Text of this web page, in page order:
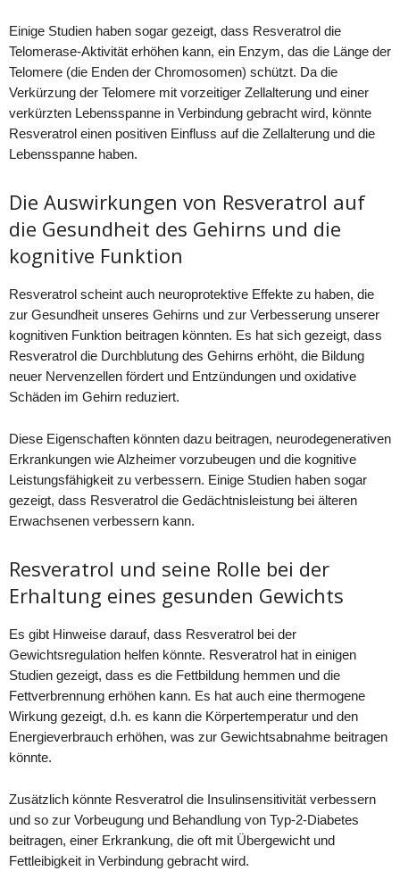
Einige Studien haben sogar gezeigt, dass Resveratrol die
Telomerase-Aktivität erhöhen kann, ein Enzym, das die Länge der
Telomere (die Enden der Chromosomen) schützt. Da die
Verkürzung der Telomere mit vorzeitiger Zellalterung und einer
verkürzten Lebensspanne in Verbindung gebracht wird, könnte
Resveratrol einen positiven Einfluss auf die Zellalterung und die
Lebensspanne haben.
Die Auswirkungen von Resveratrol auf
die Gesundheit des Gehirns und die
kognitive Funktion
Resveratrol scheint auch neuroprotektive Effekte zu haben, die
zur Gesundheit unseres Gehirns und zur Verbesserung unserer
kognitiven Funktion beitragen könnten. Es hat sich gezeigt, dass
Resveratrol die Durchblutung des Gehirns erhöht, die Bildung
neuer Nervenzellen fördert und Entzündungen und oxidative
Schäden im Gehirn reduziert.
Diese Eigenschaften könnten dazu beitragen, neurodegenerativen
Erkrankungen wie Alzheimer vorzubeugen und die kognitive
Leistungsfähigkeit zu verbessern. Einige Studien haben sogar
gezeigt, dass Resveratrol die Gedächtnisleistung bei älteren
Erwachsenen verbessern kann.
Resveratrol und seine Rolle bei der
Erhaltung eines gesunden Gewichts
Es gibt Hinweise darauf, dass Resveratrol bei der
Gewichtsregulation helfen könnte. Resveratrol hat in einigen
Studien gezeigt, dass es die Fettbildung hemmen und die
Fettverbrennung erhöhen kann. Es hat auch eine thermogene
Wirkung gezeigt, d.h. es kann die Körpertemperatur und den
Energieverbrauch erhöhen, was zur Gewichtsabnahme beitragen
könnte.
Zusätzlich könnte Resveratrol die Insulinsensitivität verbessern
und so zur Vorbeugung und Behandlung von Typ-2-Diabetes
beitragen, einer Erkrankung, die oft mit Übergewicht und
Fettleibigkeit in Verbindung gebracht wird.